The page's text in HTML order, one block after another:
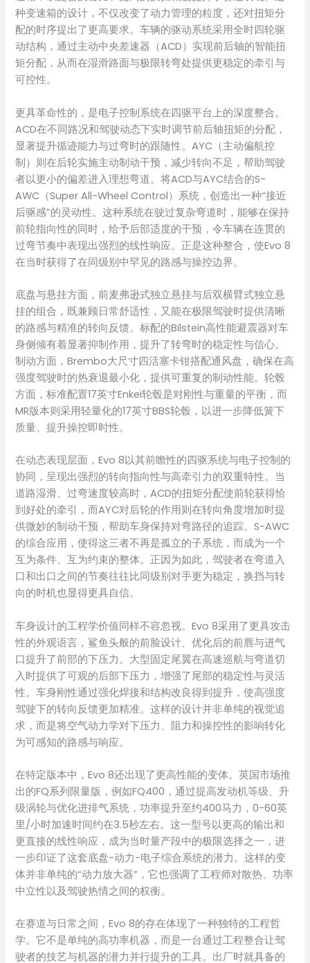
种变速箱的设计，不仅改变了动力管理的粒度，还对扭矩分
配的时序提出了更高要求。车辆的驱动系统采用全时四轮驱
动结构，通过主动中央差速器（ACD）实现前后轴的智能扭
矩分配，从而在湿滑路面与极限转弯处提供更稳定的牵引与
可控性。
更具革命性的，是电子控制系统在四驱平台上的深度整合。
ACD在不同路况和驾驶动态下实时调节前后轴扭矩的分配，
显著提升循迹能力与过弯时的跟随性。AYC（主动偏航控
制）则在后轮实施主动制动干预，减少转向不足，帮助驾驶
者以更小的偏差进入理想弯道。将ACD与AYC结合的S-
AWC（Super All-Wheel Control）系统，创造出一种“接近
后驱感”的灵动性。这种系统在驶过复杂弯道时，能够在保持
前轮指向性的同时，给予后部适度的干预，令车辆在连贯的
过弯节奏中表现出强烈的线性响应。正是这种整合，使Evo 8
在当时获得了在同级别中罕见的路感与操控边界。
底盘与悬挂方面，前麦弗逊式独立悬挂与后双横臂式独立悬
挂的组合，既兼顾日常舒适性，又能在极限驾驶时提供清晰
的路感与精准的转向反馈。标配的Bilstein高性能避震器对车
身侧倾有着显著抑制作用，提升了转弯时的稳定性与信心。
制动方面，Brembo大尺寸四活塞卡钳搭配通风盘，确保在高
强度驾驶时的热衰退最小化，提供可重复的制动性能。轮毂
方面，标准配置17英寸Enkei轮毂是对刚性与重量的平衡，而
MR版本则采用轻量化的17英寸BBS轮毂，以进一步降低簧下
质量、提升操控即时性。
在动态表现层面，Evo 8以其前瞻性的四驱系统与电子控制的
协同，呈现出强烈的转向指向性与高牵引力的双重特性。当
道路湿滑、过弯速度较高时，ACD的扭矩分配使前轮获得恰
到好处的牵引，而AYC对后轮的作用则在转向角度增加时提
供微妙的制动干预，帮助车身保持对弯路径的追踪。S-AWC
的综合应用，使得这三者不再是孤立的子系统，而成为一个
互为条件、互为约束的整体。正因为如此，驾驶者在弯道入
口和出口之间的节奏往往比同级别对手更为稳定，换挡与转
向的时机也显得更具自信。
车身设计的工程学价值同样不容忽视。Evo 8采用了更具攻击
性的外观语言，鲨鱼头般的前脸设计、优化后的前唇与进气
口提升了前部的下压力。大型固定尾翼在高速巡航与弯道切
入时提供了可观的后部下压力，增强了尾部的稳定性与灵活
性。车身刚性通过强化焊接和结构改良得到提升，使高强度
驾驶下的转向反馈更加精准。这样的设计并非单纯的视觉追
求，而是将空气动力学对下压力、阻力和操控性的影响转化
为可感知的路感与响应。
在特定版本中，Evo 8还出现了更高性能的变体。英国市场推
出的FQ系列限量版，例如FQ400，通过提高发动机等级、升
级涡轮与优化进排气系统，功率提升至约400马力，0-60英
里/小时加速时间约在3.5秒左右。这一型号以更高的输出和
更直接的线性响应，成为当时量产段中的极限选择之一，进
一步印证了这套底盘-动力-电子综合系统的潜力。这样的变
体并非单纯的“动力放大器”，它也强调了工程师对散热、功率
中立性以及驾驶热情之间的权衡。
在赛道与日常之间，Evo 8的存在体现了一种独特的工程哲
学。它不是单纯的高功率机器，而是一台通过工程整合让驾
驶者的技艺与机器的潜力并行提升的工具。出厂时就具备的